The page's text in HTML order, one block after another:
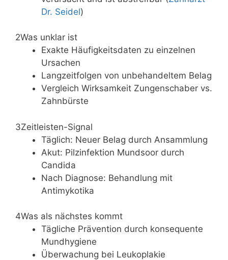
Dr. Seidel)
2Was unklar ist
Exakte Häufigkeitsdaten zu einzelnen
Ursachen
Langzeitfolgen von unbehandeltem Belag
Vergleich Wirksamkeit Zungenschaber vs.
Zahnbürste
3Zeitleisten-Signal
Täglich: Neuer Belag durch Ansammlung
Akut: Pilzinfektion Mundsoor durch
Candida
Nach Diagnose: Behandlung mit
Antimykotika
4Was als nächstes kommt
Tägliche Prävention durch konsequente
Mundhygiene
Überwachung bei Leukoplakie